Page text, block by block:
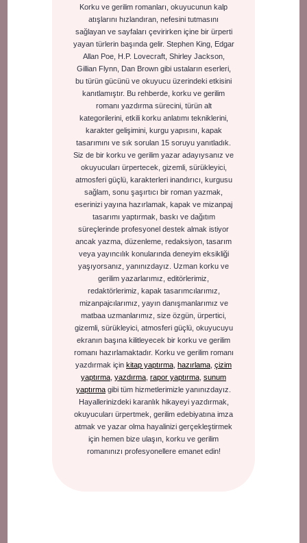
Korku ve gerilim romanları, okuyucunun kalp
atışlarını hızlandıran, nefesini tutmasını
sağlayan ve sayfaları çevirirken içine bir ürperti
yayan türlerin başında gelir. Stephen King, Edgar
Allan Poe, H.P. Lovecraft, Shirley Jackson,
Gillian Flynn, Dan Brown gibi ustaların eserleri,
bu türün gücünü ve okuyucu üzerindeki etkisini
kanıtlamıştır. Bu rehberde, korku ve gerilim
romanı yazdırma sürecini, türün alt
kategorilerini, etkili korku anlatımı tekniklerini,
karakter gelişimini, kurgu yapısını, kapak
tasarımını ve sık sorulan 15 soruyu yanıtladık.
Siz de bir korku ve gerilim yazar adayıysanız ve
okuyucuları ürpertecek, gizemli, sürükleyici,
atmosferi güçlü, karakterleri inandırıcı, kurgusu
sağlam, sonu şaşırtıcı bir roman yazmak,
eserinizi yayına hazırlamak, kapak ve mizanpaj
tasarımı yaptırmak, baskı ve dağıtım
süreçlerinde profesyonel destek almak istiyor
ancak yazma, düzenleme, redaksiyon, tasarım
veya yayıncılık konularında deneyim eksikliği
yaşıyorsanız, yanınızdayız. Uzman korku ve
gerilim yazarlarımız, editörlerimiz,
redaktörlerimiz, kapak tasarımcılarımız,
mizanpajcılarımız, yayın danışmanlarımız ve
matbaa uzmanlarımız, size özgün, ürpertici,
gizemli, sürükleyici, atmosferi güçlü, okuyucuyu
ekranın başına kilitleyecek bir korku ve gerilim
romanı hazırlamaktadır. Korku ve gerilim romanı
yazdırmak için kitap yaptırma hazırlama çizim
yaptırma yazdırma rapor yaptırma sunum
yaptırma gibi tüm hizmetlerimizle yanınızdayız.
Hayallerinizdeki karanlık hikayeyi yazdırmak,
okuyucuları ürpertmek, gerilim edebiyatına imza
atmak ve yazar olma hayalinizi gerçekleştirmek
için hemen bize ulaşın, korku ve gerilim
romanınızı profesyonellere emanet edin!